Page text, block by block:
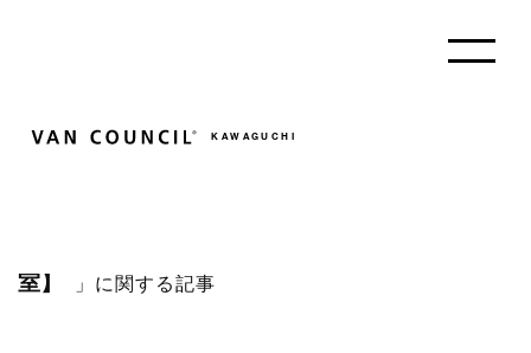
KAWAGUCHI
室】
」に関する記事